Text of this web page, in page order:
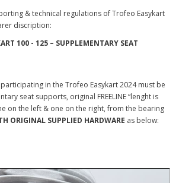
& technical regulations of Trofeo Easykart
discription:
100 - 125 – SUPPLEMENTARY SEAT
in the Trofeo Easykart 2024 must be
seat supports, original FREELINE “lenght is
on the left & one on the right, from the bearing
ORIGINAL SUPPLIED HARDWARE as below: